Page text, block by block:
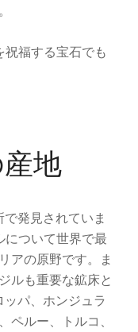
祝福する宝石でも
地
発見されていま
について世界で最
アの原野です。ま
ルも重要な鉱床と
パ、ホンジュラ
ペルー、トルコ、